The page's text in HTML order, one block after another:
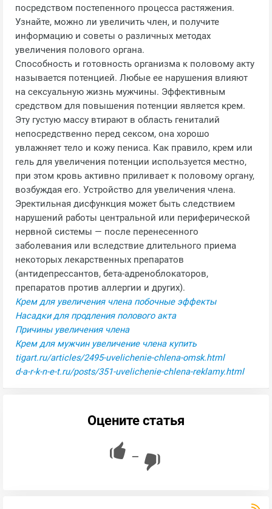
посредством постепенного процесса растяжения.
Узнайте, можно ли увеличить член, и получите
информацию и советы о различных методах
увеличения полового органа.
Способность и готовность организма к половому акту
называется потенцией. Любые ее нарушения влияют
на сексуальную жизнь мужчины. Эффективным
средством для повышения потенции является крем.
Эту густую массу втирают в область гениталий
непосредственно перед сексом, она хорошо
увлажняет тело и кожу пениса. Как правило, крем или
гель для увеличения потенции используется местно,
при этом кровь активно приливает к половому органу,
возбуждая его. Устройство для увеличения члена.
Эректильная дисфункция может быть следствием
нарушений работы центральной или периферической
нервной системы — после перенесенного
заболевания или вследствие длительного приема
некоторых лекарственных препаратов
(антидепрессантов, бета-адреноблокаторов,
препаратов против аллергии и других).
Крем для увеличения члена побочные эффекты
Насадки для продления полового акта
Причины увеличения члена
Крем для мужчин увеличение члена купить
tigart.ru/articles/2495-uvelichenie-chlena-omsk.html
d-a-r-k-n-e-t.ru/posts/351-uvelichenie-chlena-reklamy.html
Оцените статья
—